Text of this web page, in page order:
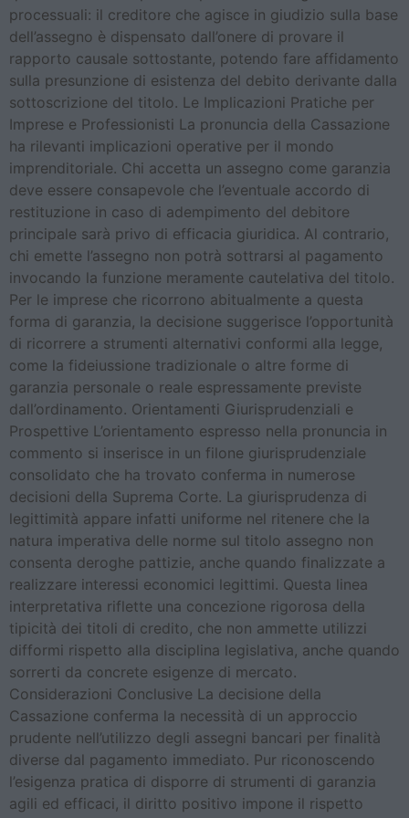
processuali: il creditore che agisce in giudizio sulla base
dell’assegno è dispensato dall’onere di provare il
rapporto causale sottostante, potendo fare affidamento
sulla presunzione di esistenza del debito derivante dalla
sottoscrizione del titolo. Le Implicazioni Pratiche per
Imprese e Professionisti La pronuncia della Cassazione
ha rilevanti implicazioni operative per il mondo
imprenditoriale. Chi accetta un assegno come garanzia
deve essere consapevole che l’eventuale accordo di
restituzione in caso di adempimento del debitore
principale sarà privo di efficacia giuridica. Al contrario,
chi emette l’assegno non potrà sottrarsi al pagamento
invocando la funzione meramente cautelativa del titolo.
Per le imprese che ricorrono abitualmente a questa
forma di garanzia, la decisione suggerisce l’opportunità
di ricorrere a strumenti alternativi conformi alla legge,
come la fideiussione tradizionale o altre forme di
garanzia personale o reale espressamente previste
dall’ordinamento. Orientamenti Giurisprudenziali e
Prospettive L’orientamento espresso nella pronuncia in
commento si inserisce in un filone giurisprudenziale
consolidato che ha trovato conferma in numerose
decisioni della Suprema Corte. La giurisprudenza di
legittimità appare infatti uniforme nel ritenere che la
natura imperativa delle norme sul titolo assegno non
consenta deroghe pattizie, anche quando finalizzate a
realizzare interessi economici legittimi. Questa linea
interpretativa riflette una concezione rigorosa della
tipicità dei titoli di credito, che non ammette utilizzi
difformi rispetto alla disciplina legislativa, anche quando
sorrerti da concrete esigenze di mercato.
Considerazioni Conclusive La decisione della
Cassazione conferma la necessità di un approccio
prudente nell’utilizzo degli assegni bancari per finalità
diverse dal pagamento immediato. Pur riconoscendo
l’esigenza pratica di disporre di strumenti di garanzia
agili ed efficaci, il diritto positivo impone il rispetto